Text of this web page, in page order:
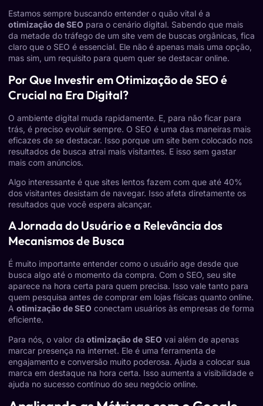
Estamos sempre buscando entender o quão vital é a
otimização de SEO para o cenário digital. Sabendo que mais
da metade do tráfego de um site vem de buscas orgânicas, fica
claro que o SEO é essencial. Ele não é apenas mais uma opção,
mas sim, um requisito para quem quer se destacar online.
Por Que Investir em Otimização de SEO é
Crucial na Era Digital?
O ambiente digital muda rapidamente. E, para não ficar para
trás, é preciso evoluir sempre. O SEO é uma das maneiras mais
eficazes de se destacar. Isso porque um site bem colocado nos
resultados de busca atrai mais visitantes. E isso sem gastar
mais com anúncios.
Algo interessante é que sites lentos fazem com que até 40%
dos visitantes desistam de navegar. Isso afeta diretamente os
resultados que você espera alcançar.
A Jornada do Usuário e a Relevância dos
Mecanismos de Busca
É muito importante entender como o usuário age desde que
busca algo até o momento da compra. Com o SEO, seu site
aparece na hora certa para quem precisa. Isso vale tanto para
quem pesquisa antes de comprar em lojas físicas quanto online.
A otimização de SEO conectam usuários às empresas de forma
eficiente.
Para nós, o valor da otimização de SEO vai além de apenas
marcar presença na internet. Ele é uma ferramenta de
engajamento e conversão muito poderosa. Ajuda a colocar sua
marca em destaque na hora certa. Isso aumenta a visibilidade e
ajuda no sucesso contínuo do seu negócio online.